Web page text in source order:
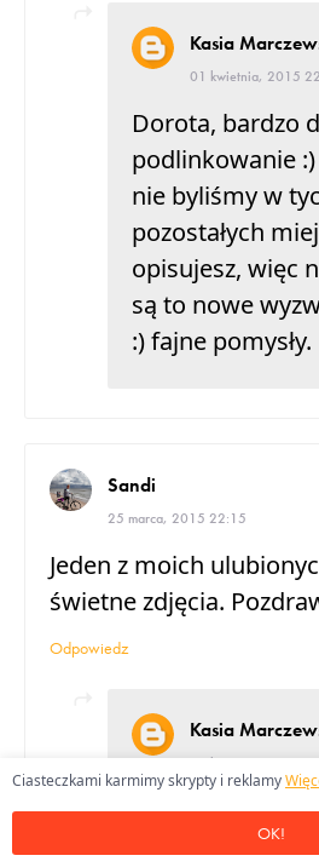
Kasia
01 kwietnia, 2015
Dorota, bardzo
podlinkowanie
nie byliśmy w
pozostałych
opisujesz, więc
są to nowe
:) fajne
Sandi
25 marca, 2015 22:15
Jeden z moich
świetne zdjęcia.
Odpowiedz
Kasia
01 kwietnia, 2015
Maciej dziękuje
komplement :)
Ciasteczkami karmimy skrypty i reklamy
OK!